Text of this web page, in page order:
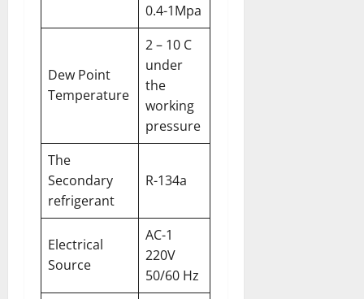
0.4-1Mpa
Dew Point
Temperature
2 – 10 C
under
the
working
pressure
The
Secondary
refrigerant
R-134a
Electrical
Source
AC-1
220V
50/60 Hz